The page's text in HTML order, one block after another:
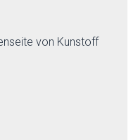
von Kunstoff